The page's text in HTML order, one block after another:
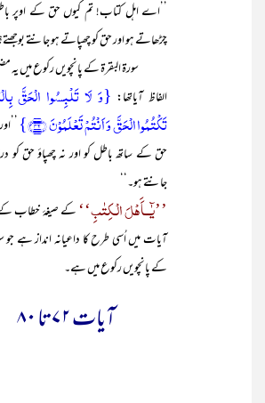
’’اے اہل کتاب! تم کیوں حق کے اوپر
چڑھاتے ہو اور حق کو چھپاتے ہو جانتے
سورۃ البقرۃ کے پانچویں رکوع میں یہ
الفاظ آیاتھا: {وَ لَا تَلۡبِسُوا الۡحَقَّ
تَکۡتُمُوا الۡحَقَّ وَ اَنۡتُمۡ تَعۡلَمُوۡنَ ﴿۴۲﴾}
حق کے ساتھ باطل کو اور نہ چھپاؤ حق کو
جانتے ہو۔‘‘
’’یٰٓــاََہْلَ الْـکِتٰبِ‘‘کے صیغۂ خطاب
آیات میں اُسی طرح کا داعیانہ انداز ہے جو
کے پانچویں رکوع میں ہے۔
آیات ۷۲ تا ۸۰